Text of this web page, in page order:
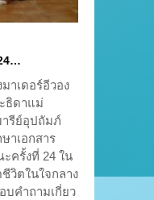
าเดอร์อีวอง
ธิดาแม่
รีย์อุปถัมภ์
าเอกสาร
ครั้งที่ 24 ใน
วิตในใจกลาง
บคำถามเกี่ยว